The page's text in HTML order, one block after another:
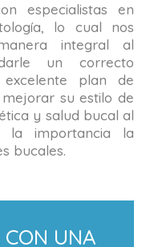
especialistas en
lo cual nos
integral al
un correcto
plan de
su estilo de
y salud bucal al
la importancia la
bucales.
UNA